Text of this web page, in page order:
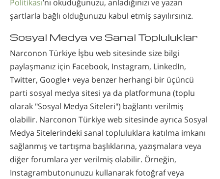
Politikası’nı okuduğunuzu, anladığınızı ve yazan
şartlarla bağlı olduğunuzu kabul etmiş sayılırsınız.
Sosyal Medya ve Sanal Topluluklar
Narconon Türkiye İşbu web sitesinde size bilgi
paylaşmanız için Facebook, Instagram, LinkedIn,
Twitter, Google+ veya benzer herhangi bir üçüncü
parti sosyal medya sitesi ya da platformuna (toplu
olarak "Sosyal Medya Siteleri") bağlantı verilmiş
olabilir. Narconon Türkiye web sitesinde ayrıca Sosyal
Medya Sitelerindeki sanal topluluklara katılma imkanı
sağlanmış ve tartışma başlıklarına, yazışmalara veya
diğer forumlara yer verilmiş olabilir. Örneğin,
Instagrambutonunuzu kullanarak fotoğraf veya